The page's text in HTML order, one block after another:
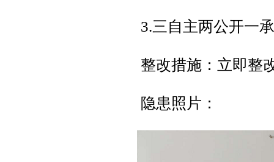
3.三自主两公开一
整改措施：立即整
隐患照片：